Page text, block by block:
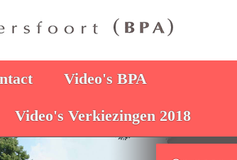
Video's BPA
Video's Verkiezingen 2018